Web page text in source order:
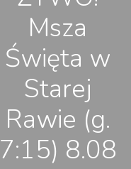
Msza
Święta w
Starej
Rawie (g.
7:15) 8.08